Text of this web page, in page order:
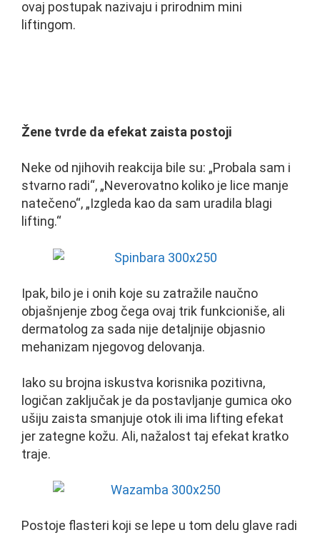
ovaj postupak nazivaju i prirodnim mini
liftingom.
Žene tvrde da efekat zaista postoji
Neke od njihovih reakcija bile su: „Probala sam i
stvarno radi“, „Neverovatno koliko je lice manje
natečeno“, „Izgleda kao da sam uradila blagi
lifting.“
Ipak, bilo je i onih koje su zatražile naučno
objašnjenje zbog čega ovaj trik funkcioniše, ali
dermatolog za sada nije detaljnije objasnio
mehanizam njegovog delovanja.
Iako su brojna iskustva korisnika pozitivna,
logičan zaključak je da postavljanje gumica oko
ušiju zaista smanjuje otok ili ima lifting efekat
jer zategne kožu. Ali, nažalost taj efekat kratko
traje.
Postoje flasteri koji se lepe u tom delu glave radi